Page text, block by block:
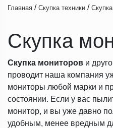
Главная / Скупка техники /
Скупка
Скупка мониторов и
проводит наша компания
мониторы любой марки и
состоянии. Если у вас
монитор, и вы уже давно
удобным, менее вредным